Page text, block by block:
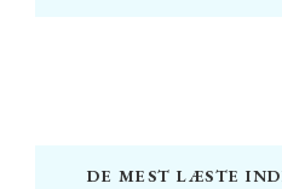
DE MEST LÆSTE